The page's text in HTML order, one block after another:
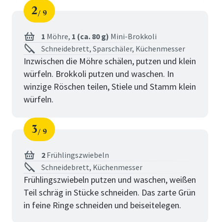
Schritt
2
von
9
1 Möhre, 1 (ca. 80 g) Mini-Brokkoli
Schneidebrett, Sparschäler, Küchenmesser
Inzwischen die Möhre schälen, putzen und klein
würfeln. Brokkoli putzen und waschen. In
winzige Röschen teilen, Stiele und Stamm klein
würfeln.
Schritt
3
von
9
2 Frühlingszwiebeln
Schneidebrett, Küchenmesser
Frühlingszwiebeln putzen und waschen, weißen
Teil schräg in Stücke schneiden. Das zarte Grün
in feine Ringe schneiden und beiseitelegen.